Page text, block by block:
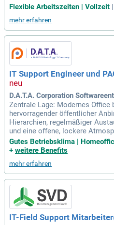
Flexible Arbeitszeiten | Vollzeit |
mehr erfahren
IT Support Engineer und
D.A.T.A. Corporation
Zentrale Lage: Modernes
hervorragender öffentlicher
Hierarchien, regelmäßiger
und eine offene, lockere
Gutes Betriebsklima |
+ weitere Benefits
mehr erfahren
IT-Field Support